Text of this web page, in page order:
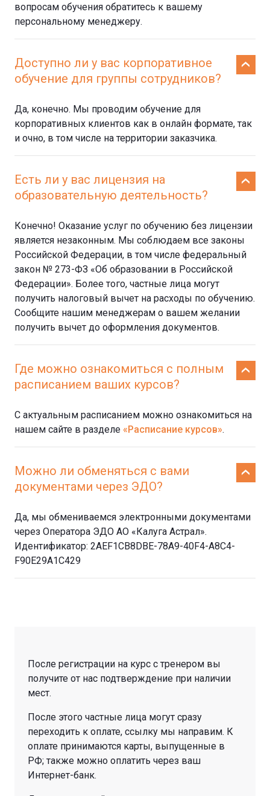
вопросам обучения обратитесь к вашему
персональному менеджеру.
Доступно ли у вас корпоративное
обучение для группы сотрудников?
Да, конечно. Мы проводим обучение для
корпоративных клиентов как в онлайн формате, так
и очно, в том числе на территории заказчика.
Есть ли у вас лицензия на
образовательную деятельность?
Конечно! Оказание услуг по обучению без лицензии
является незаконным. Мы соблюдаем все законы
Российской Федерации, в том числе федеральный
закон № 273-ФЗ «Об образовании в Российской
Федерации». Более того, частные лица могут
получить налоговый вычет на расходы по обучению.
Сообщите нашим менеджерам о вашем желании
получить вычет до оформления документов.
Где можно ознакомиться с полным
расписанием ваших курсов?
С актуальным расписанием можно ознакомиться на
нашем сайте в разделе «Расписание курсов».
Можно ли обменяться с вами
документами через ЭДО?
Да, мы обмениваемся электронными документами
через Оператора ЭДО АО «Калуга Астрал».
Идентификатор: 2AEF1CB8DBE-78A9-40F4-A8C4-
F90E29A1C429
После регистрации на курс с тренером вы
получите от нас подтверждение при наличии
мест.
После этого частные лица могут сразу
переходить к оплате, ссылку мы направим. К
оплате принимаются карты, выпущенные в
РФ; также можно оплатить через ваш
Интернет-банк.